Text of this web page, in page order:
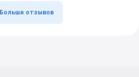
Больше отзывов